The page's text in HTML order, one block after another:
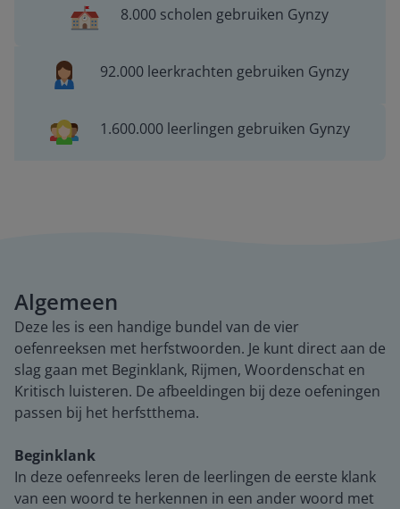
8.000 scholen gebruiken Gynzy
92.000 leerkrachten gebruiken Gynzy
1.600.000 leerlingen gebruiken Gynzy
Algemeen
Deze les is een handige bundel van de vier
oefenreeksen met herfstwoorden. Je kunt direct aan de
slag gaan met Beginklank, Rijmen, Woordenschat en
Kritisch luisteren. De afbeeldingen bij deze oefeningen
passen bij het herfstthema.
Beginklank
In deze oefenreeks leren de leerlingen de eerste klank
van een woord te herkennen in een ander woord met